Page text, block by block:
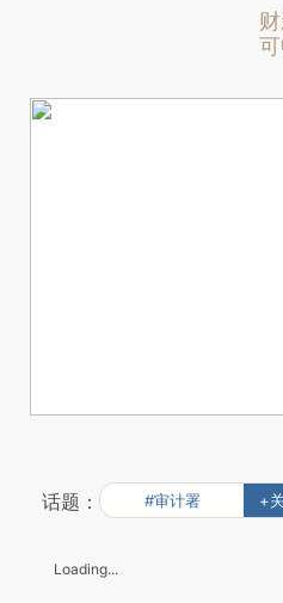
话题： #审计署 +
Loading...